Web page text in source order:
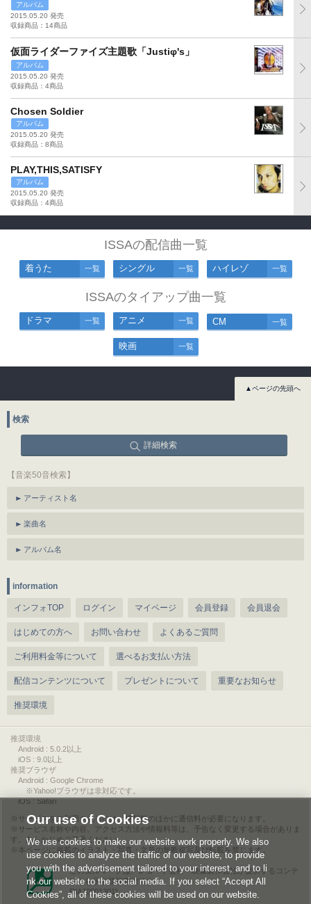
アルバム
2015.05.20 発売
収録商品：14商品
仮面ライダーファイズ主題歌「Justiφ's」
アルバム
2015.05.20 発売
収録商品：4商品
Chosen Soldier
アルバム
2015.05.20 発売
収録商品：8商品
PLAY,THIS,SATISFY
アルバム
2015.05.20 発売
収録商品：4商品
ISSAの配信曲一覧
着うた 一覧 シングル 一覧 ハイレゾ 一覧
ISSAのタイアップ曲一覧
ドラマ 一覧 アニメ 一覧 CM 一覧
映画 一覧
▲ページの先頭へ
検索
詳細検索
【音楽50音検索】
アーティスト名
楽曲名
アルバム名
information
インフォTOP ログイン マイページ 会員登録 会員退会
はじめての方へ お問い合わせ よくあるご質問
ご利用料金等について 選べるお支払い方法
配信コンテンツについて プレゼントについて 重要なお知らせ
推奨環境
推奨環境
Android : 5.0.2以上
iOS : 9.0以上
推奨ブラウザ
Android : Google Chrome
※Yahoo!ブラウザは非対応です。
iOS : Safari
サービスをご利用されるには、情報料のほかに通信料が必要になります。
サービス名称や内容、アクセス方法や情報料等は、予告なく変更する場合がありま
す。あらかじめご了承ください。
本ページに掲載のイラスト・写真・文章の無断複写及び転載を禁じます。
このエルマークは、レコード会社・映像製作会社が提供するコンテ
ンツを示す登録商標です。
RIAJ00013011
Our use of Cookies
We use cookies to make our website work properly. We also
use cookies to analyze the traffic of our website, to provide
you with the advertisement tailored to your interest, and to li
nk our website to the social media. If you select “Accept All
Cookies”, all of these cookies will be used on our website.